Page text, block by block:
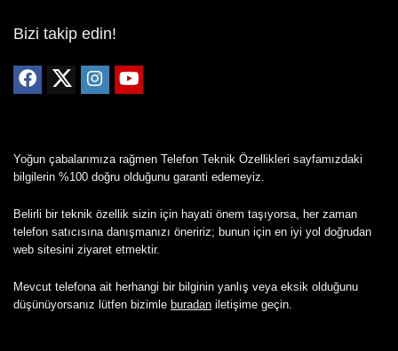
Bizi takip edin!
Yoğun çabalarımıza rağmen Telefon Teknik Özellikleri sayfamızdaki
bilgilerin %100 doğru olduğunu garanti edemeyiz.
Belirli bir teknik özellik sizin için hayati önem taşıyorsa, her zaman
telefon satıcısına danışmanızı öneririz; bunun için en iyi yol doğrudan
web sitesini ziyaret etmektir.
Mevcut telefona ait herhangi bir bilginin yanlış veya eksik olduğunu
düşünüyorsanız lütfen bizimle buradan iletişime geçin.